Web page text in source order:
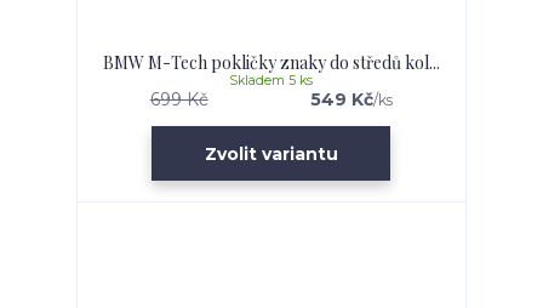
BMW M-Tech pokličky znaky do středů kol...
699 Kč 549 Kč/ks
Skladem 5 ks
Zvolit variantu